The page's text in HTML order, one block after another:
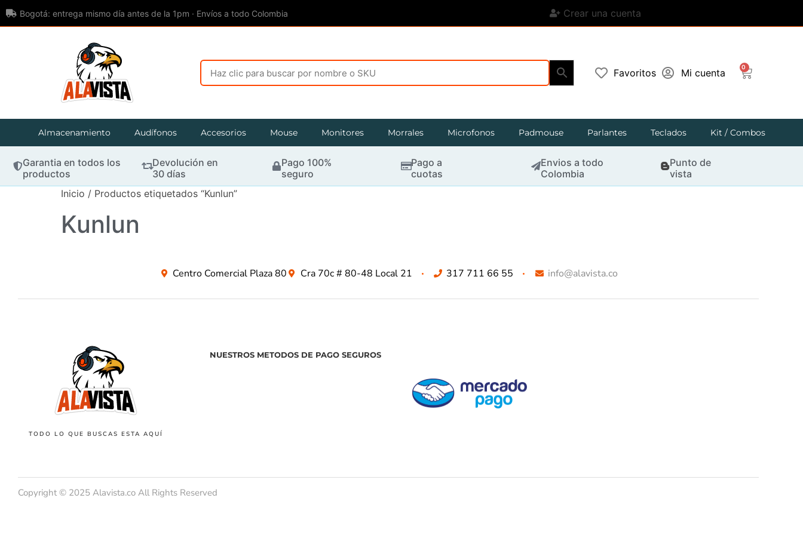
Bogotá: entrega mismo día antes de la 1pm · Envíos a todo Colombia Crear una cuenta
Favoritos Mi cuenta
0
Almacenamiento Audífonos Accesorios Mouse Monitores Morrales Microfonos Padmouse Parlantes Teclados Kit / Combos
Garantia en todos los
productos
Devolución en
30 días
Pago 100%
seguro
Pago a
cuotas
Envios a todo
Colombia
Punto de
vista
Inicio / Productos etiquetados “Kunlun”
Kunlun
Centro Comercial Plaza 80 Cra 70c # 80-48 Local 21 317 711 66 55 info@alavista.co
TODO LO QUE BUSCAS ESTA AQUÍ
NUESTROS METODOS DE PAGO SEGUROS
Copyright © 2025 Alavista.co All Rights Reserved